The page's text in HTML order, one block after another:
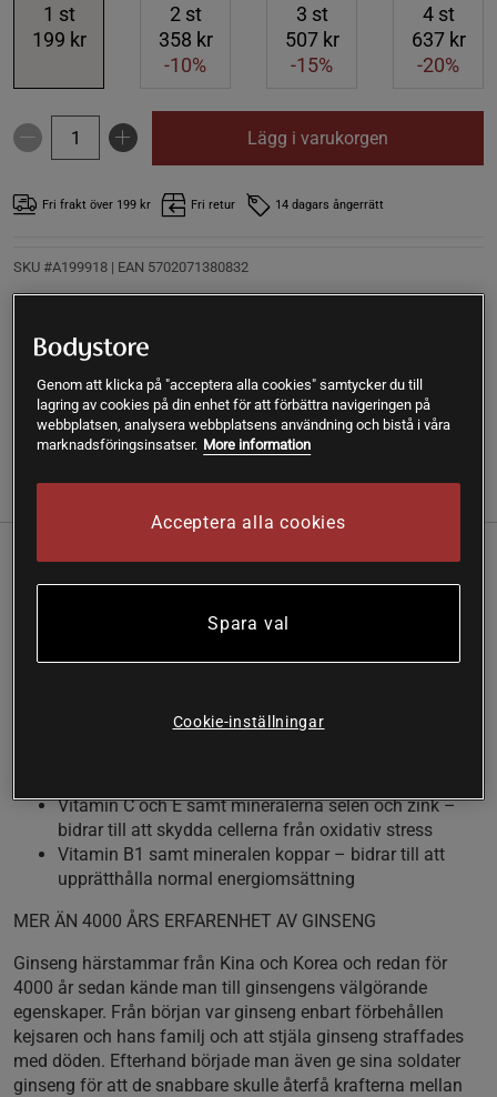
1 st
199 kr
2 st
358 kr
-10%
3 st
507 kr
-15%
4st
637 kr
-20%
Lägg i varukorgen
Fri frakt över 199 kr Fri retur 14 dagars ångerrätt
SKU #A199918 | EAN 5702071380832
ginseng, vilket ger energi vid låga energinivåer och trötthet
samt stöttar mental och fysisk prestation.
Läs mer
Gerimax Daglig Energi är speciellt utvecklad för att ge
naturlig energi för ett aktivt liv. Produkten innehåller
ginseng, vilket ger energi vid låga energinivåer och trötthet
Vitamin C och E samt mineralerna selen och zink –
bidrar till att skydda cellerna från oxidativ stress
Vitamin B1 samt mineralen koppar – bidrar till att
upprätthålla normal energiomsättning
MER ÄN 4000 ÅRS ERFARENHET AV GINSENG
Ginseng härstammar från Kina och Korea och redan för
4000 år sedan kände man till ginsengens välgörande
egenskaper. Från början var ginseng enbart förbehållen
kejsaren och hans familj och att stjäla ginseng straffades
med döden. Efterhand började man även ge sina soldater
ginseng för att de snabbare skulle återfå krafterna mellan
Genom att klicka på "acceptera alla cookies" samtycker du till
lagring av cookies på din enhet för att förbättra navigeringen på
webbplatsen, analysera webbplatsens användning och bistå i våra
marknadsföringsinsatser. More information
Acceptera alla cookies
Spara val
Cookie-inställningar